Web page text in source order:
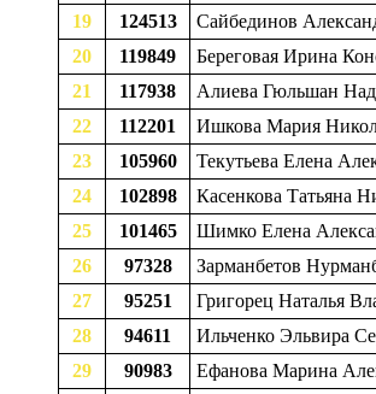
19
124513
Сайбединов
20
119849
Береговая Ирина
21
117938
Алиева Гюльшан
22
112201
Ишкова Мария
23
105960
Текутьева Елена
24
102898
Касенкова Татьяна
25
101465
Шимко Елена
26
97328
Зарманбетов
27
95251
Григорец Наталья
28
94611
Ильченко Эльвира
29
90983 Ефанова Марина